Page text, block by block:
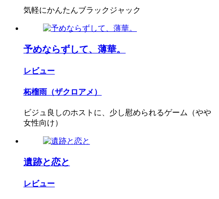
気軽にかんたんブラックジャック
予めならずして、薄華。
レビュー
柘榴雨（ザクロアメ）
ビジュ良しのホストに、少し慰められるゲーム（やや
女性向け）
遺跡と恋と
レビュー